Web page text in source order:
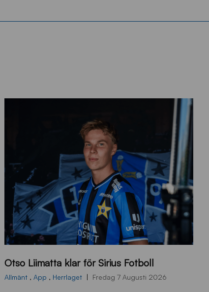
L
_
Otso Liimatta klar för Sirius Fotboll
Allmänt , App , Herrlaget Fredag 7 Augusti 2026